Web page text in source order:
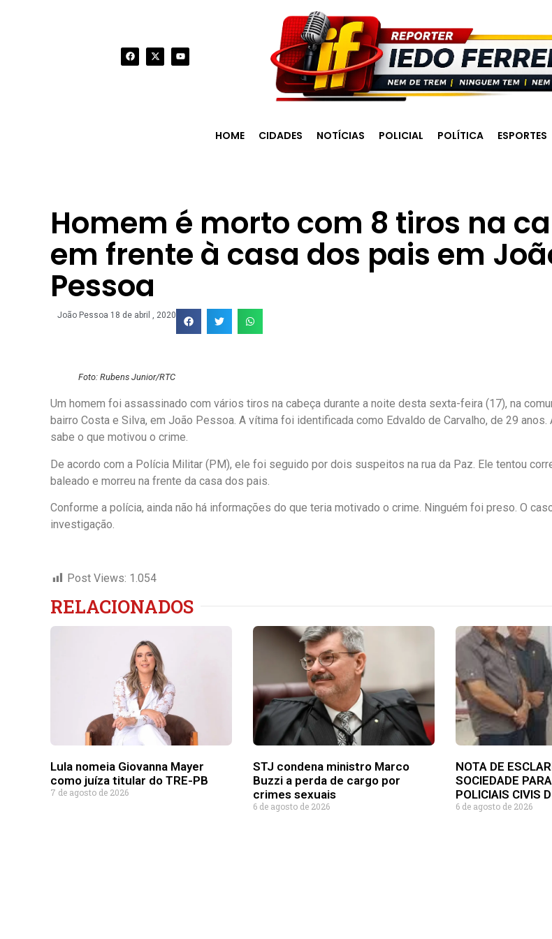
HOME CIDADES NOTÍCIAS POLICIAL POLÍTICA ESPORTES
Homem é morto com 8 tiros na
em frente à casa dos pais em
Pessoa
João Pessoa 18 de abril , 2020
Foto: Rubens Junior/RTC
Um homem foi assassinado com vários tiros na cabeça durante a noite desta sexta-feira (17), na
bairro Costa e Silva, em João Pessoa. A vítima foi identificada como Edvaldo de Carvalho, de 29 anos.
sabe o que motivou o crime.
De acordo com a Polícia Militar (PM), ele foi seguido por dois suspeitos na rua da Paz. Ele tentou
baleado e morreu na frente da casa dos pais.
Conforme a polícia, ainda não há informações do que teria motivado o crime. Ninguém foi preso. O
investigação.
Post Views: 1.054
RELACIONADOS
Lula nomeia Giovanna Mayer
como juíza titular do TRE-PB
7 de agosto de 2026
STJ condena ministro Marco
Buzzi a perda de cargo por
crimes sexuais
6 de agosto de 2026
NOTA DE
SOCIEDADE
POLICIAIS CIVIS
6 de agosto de 2026